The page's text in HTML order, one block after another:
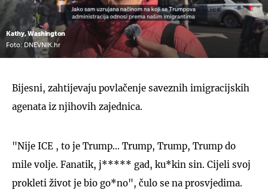
Kathy, Washington
Foto: DNEVNIK.hr
Bijesni, zahtijevaju povlačenje saveznih imigracijskih
agenata iz njihovih zajednica.
"Nije ICE , to je Trump... Trump, Trump, Trump do
mile volje. Fanatik, j***** gad, ku*kin sin. Cijeli svoj
prokleti život je bio go*no", čulo se na prosvjedima.